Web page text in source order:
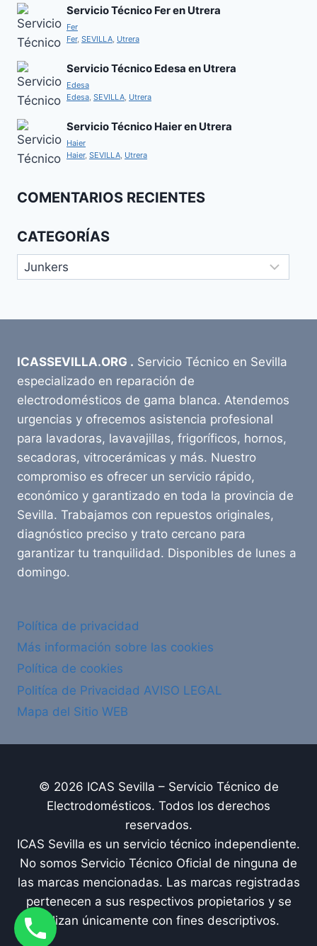
Servicio Técnico Fer en Utrera
Fer
Fer, SEVILLA, Utrera
Servicio Técnico Edesa en Utrera
Edesa
Edesa, SEVILLA, Utrera
Servicio Técnico Haier en Utrera
Haier
Haier, SEVILLA, Utrera
COMENTARIOS RECIENTES
CATEGORÍAS
Categorías
ICASSEVILLA.ORG . Servicio Técnico en Sevilla
especializado en reparación de
electrodomésticos de gama blanca. Atendemos
urgencias y ofrecemos asistencia profesional
para lavadoras, lavavajillas, frigoríficos, hornos,
secadoras, vitrocerámicas y más. Nuestro
compromiso es ofrecer un servicio rápido,
económico y garantizado en toda la provincia de
Sevilla. Trabajamos con repuestos originales,
diagnóstico preciso y trato cercano para
garantizar tu tranquilidad. Disponibles de lunes a
domingo.
Política de privacidad
Más información sobre las cookies
Política de cookies
Politíca de Privacidad AVISO LEGAL
Mapa del Sitio WEB
© 2026 ICAS Sevilla – Servicio Técnico de
Electrodomésticos. Todos los derechos
reservados.
ICAS Sevilla es un servicio técnico independiente.
No somos Servicio Técnico Oficial de ninguna de
las marcas mencionadas. Las marcas registradas
pertenecen a sus respectivos propietarios y se
utilizan únicamente con fines descriptivos.